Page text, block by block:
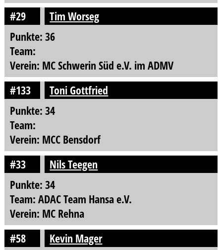
#29
Tim Worseg
Punkte: 36
Team:
Verein: MC Schwerin Süd e.V. im ADMV
#133
Toni Gottfried
Punkte: 34
Team:
Verein: MCC Bensdorf
#33
Nils Teegen
Punkte: 34
Team: ADAC Team Hansa e.V.
Verein: MC Rehna
#58
Kevin Mager